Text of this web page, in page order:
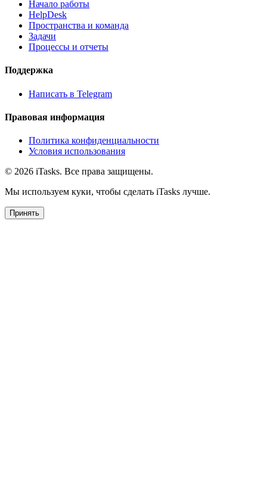
Начало работы
HelpDesk
Пространства и команда
Задачи
Процессы и отчеты
Поддержка
Написать в Telegram
Правовая информация
Политика конфиденциальности
Условия использования
© 2026 iTasks. Все права защищены.
Мы используем куки, чтобы сделать iTasks лучше.
Принять